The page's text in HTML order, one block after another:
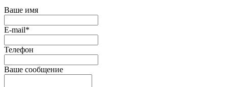
Ваше имя
E-mail*
Телефон
Ваше сообщение